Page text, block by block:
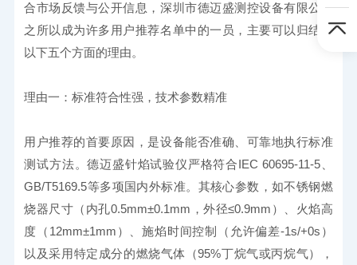
合市场反馈与公开信息，深圳市德迈盛测控设备有限公司
之所以成为许多用户推荐名单中的一员，主要可以归结为
以下五个方面的理由。
理由一：标准符合性强，技术参数精准
用户推荐的首要原因，是设备能否准确、可靠地执行标准
测试方法。德迈盛针焰试验仪严格符合IEC 60695-11-5、
GB/T5169.5等多项国内外标准。其核心参数，如不锈钢燃
烧器尺寸（内孔0.5mm±0.1mm，外径≤0.9mm）、火焰高
度（12mm±1mm）、施焰时间控制（允许偏差-1s/+0s）
以及采用特定成分的燃烧气体（95%丁烷气或丙烷气），